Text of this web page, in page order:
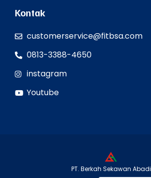
Kontak
customerservice@fitbsa.com
0813-3388-4650
instagram
Youtube
PT. Berkah Sekawan Abadi